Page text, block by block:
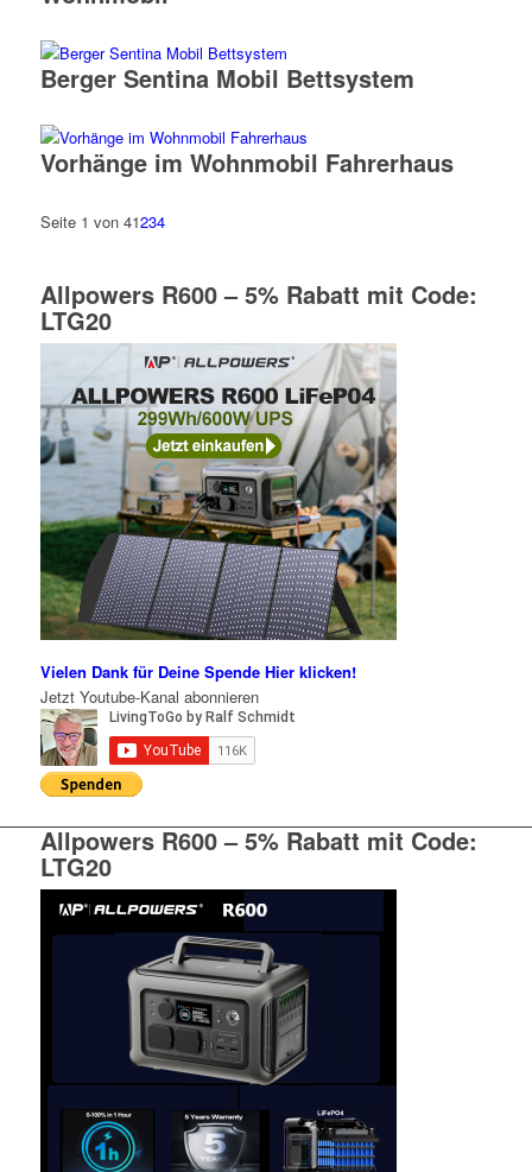
Berger Sentina Mobil Bettsystem
Vorhänge im Wohnmobil Fahrerhaus
Seite 1 von 41234
Allpowers R600 – 5% Rabatt mit Code:
LTG20
Vielen Dank für Deine Spende Hier klicken!
Jetzt Youtube-Kanal abonnieren
Allpowers R600 – 5% Rabatt mit Code:
LTG20